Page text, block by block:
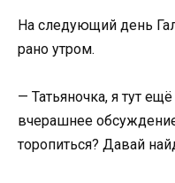
На следующий день
рано утром.
— Татьяночка, я тут
вчерашнее
торопиться? Давай